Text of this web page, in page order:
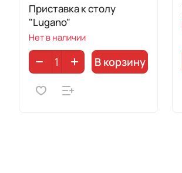
Приставка к столу
"Lugano"
Нет в наличии
В корзину